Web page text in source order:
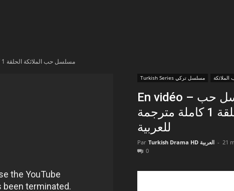
En vidéo – مسلسل حب الملائكة الحلقة 1 كاملة مترجمة للعربية
Turkish Series مسلسل تركي الملائكة
En vidéo – مسلسل حب
الملائكة الحلقة 1 كاملة مترجمة
للعربية
Par Turkish Drama HD العربية - 21
0